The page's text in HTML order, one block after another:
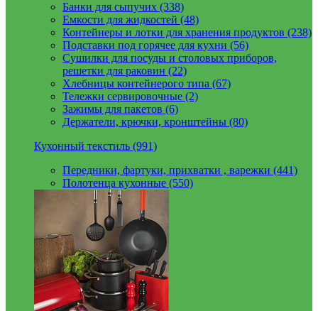
Банки для сыпучих (338)
Емкости для жидкостей (48)
Контейнеры и лотки для хранения продуктов (238)
Подставки под горячее для кухни (56)
Сушилки для посуды и столовых приборов,
решетки для раковин (22)
Хлебницы контейнерого типа (67)
Тележки сервировочные (2)
Зажимы для пакетов (6)
Держатели, крючки, кронштейны (80)
Кухонный текстиль (991)
Передники, фартуки, прихватки , варежки (441)
Полотенца кухонные (550)